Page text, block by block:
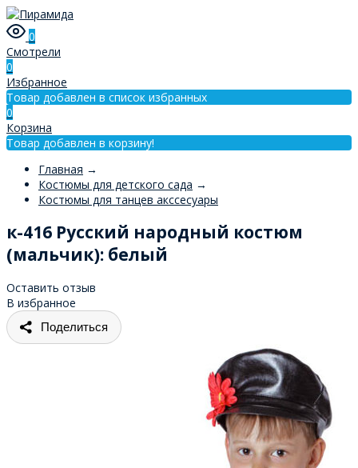
0
Смотрели
0
Избранное
Товар добавлен в список избранных
0
Корзина
Товар добавлен в корзину!
Главная →
Костюмы для детского сада →
Костюмы для танцев акссесуары
к-416 Русский народный костюм
(мальчик): белый
Оставить отзыв
В избранное
Поделиться